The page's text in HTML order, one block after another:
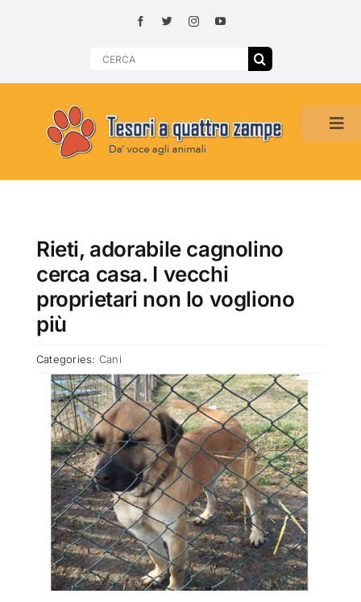
Search
HOME
SMARRITI O DA ADOTTARE
ATTUALITÀ
CHI SIAMO
RUBRICHE
Rieti, adorabile cagnolino
cerca casa. I vecchi
proprietari non lo vogliono
più
Categories: Cani